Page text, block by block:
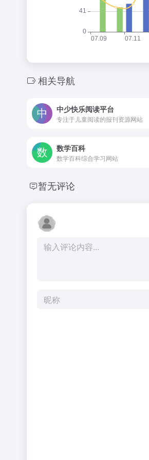
相关导航
中少快乐阅读平台
专注于儿童阅读的报刊资源网站
数学百科
数学百科综合学习网站
暂无评论